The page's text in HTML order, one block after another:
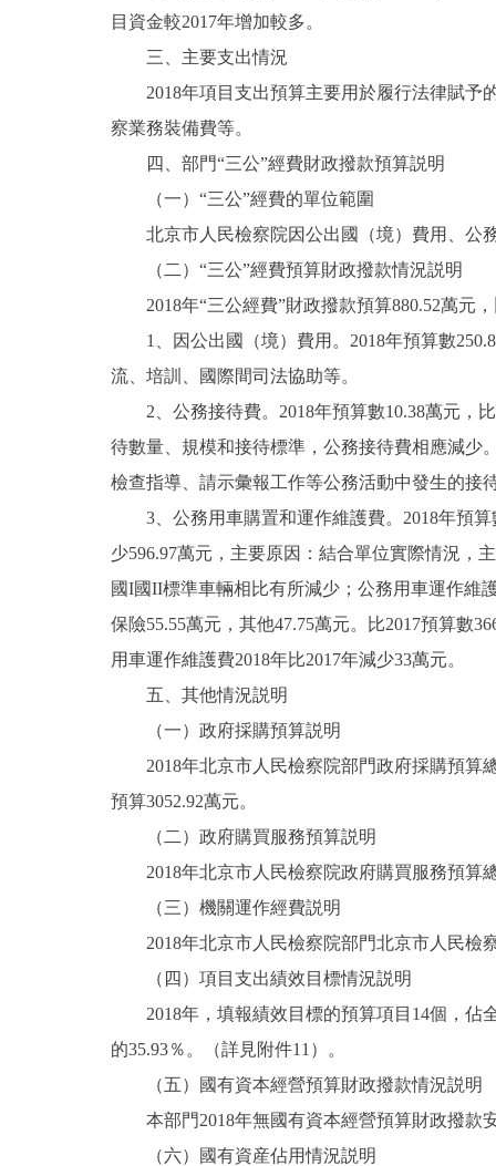
目資金較2017年增加較多。
三、主要支出情況
2018年項目支出預算主要用於履行法律賦予
察業務裝備費等。
四、部門“三公”經費財政撥款預算説明
（一）“三公”經費的單位範圍
北京市人民檢察院因公出國（境）費用、公務
（二）“三公”經費預算財政撥款情況説明
2018年“三公經費”財政撥款預算880.52萬元，
1、因公出國（境）費用。2018年預算數
流、培訓、國際間司法協助等。
2、公務接待費。2018年預算數10.38萬元，比
待數量、規模和接待標準，公務接待費相應減少
檢查指導、請示彙報工作等公務活動中發生的接
3、公務用車購置和運作維護費。2018年預算
少596.97萬元，主要原因：結合單位實際情況，
國I國II標準車輛相比有所減少；公務用車運作維
保險55.55萬元，其他47.75萬元。比2017預算數
用車運作維護費2018年比2017年減少33萬元。
五、其他情況説明
（一）政府採購預算説明
2018年北京市人民檢察院部門政府採購預算總
預算3052.92萬元。
（二）政府購買服務預算説明
2018年北京市人民檢察院政府購買服務預算總
（三）機關運作經費説明
2018年北京市人民檢察院部門北京市人民檢
（四）項目支出績效目標情況説明
2018年，填報績效目標的預算項目14個，佔全
的35.93％。（詳見附件11）。
（五）國有資本經營預算財政撥款情況説明
本部門2018年無國有資本經營預算財政撥款
（六）國有資産佔用情況説明